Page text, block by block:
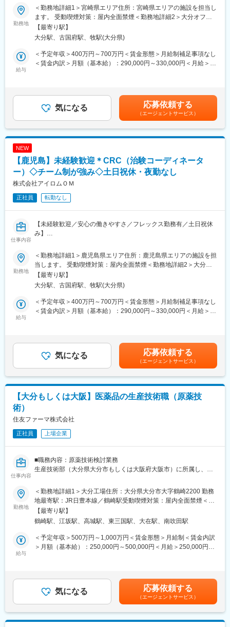
■就業環境：
・土日祝の完全週休2日制、年間休日126日※案件差あり
・再雇用制度：定年(65歳)後も契約社員として70歳まで就業が可
能です。※60代も活躍中
ございます。
士/5000～10000円
・扶養手当：1人5千円（対象年齢など規定あり）
・長期出張・一時帰宅にかかる交通費支給（規定あり）
豊富な知識と経験をもとに最適なソリューションをご提案。状況
に応じて設備の改善や最適化に関するご提案も積極的に行ってい
創業以来、黒字経営を維持し、2025年9月期の売上高は26億1000
万円に達しました。直近3年間で売上高は約3倍に増加していま
■業務詳細／治験コーディネーター（CRCって何？）
新しい薬や治療法が安全で効果的かどうかを確かめるための臨床
試験（治験）をサポートする仕事です。
＜具体的に＞
患者さんが治験に参加する手続きを助けたり、治験中のデータを
収集・管理をします。
に貢献できるやりがいのある仕事です。
※担当する医療機関に常駐しての業務となります。
（2）スケジュール管理力：
治験には決まった検査や診察の予定があるため、患者さんが無理
なく通えるように予定を調整する力が身につきます。
薬の種類や副作用、検査の内容など、医療に関する知識が自然と
（4）パソコンや書類の整理力：
検査の結果を記録したり、書類をまとめたりする仕事もありま
（5）チームで働く力：
治験は医師、看護師、薬剤師など、いろんな職種の人と協力して
進めるので、チームワークの大切さを学べます。
■安心の働きやすさ：
フレックスタイム制も取り入れ、柔軟に働き方をアレンジ可能。
導入研修が80時間あり、手厚いフォロー体制があります。
CRC社内認定制度を採用し、継続研修を充実させることで常に新
す。
■キャリアステップ：
の疾患領域の専門的な経験を積んでいくことも可能です。
また、グループの垣根を超えCRCからSMAやCRAへのキャリアチ
ェンジ、事業の枠をこえ新たなキャリアにチャレンジされている
方もいらっしゃいます。
変更の範囲：会社の定める業務
勤務地
＜勤務地詳細1＞宮崎県エリア住所：宮崎県エリアの施設を担当し
ます。 受動喫煙対策：屋内全面禁煙＜勤務地詳細2＞大分オフィ
ス住所：大分県大分市府内町1-3-25 ブルーステートビル201受動
喫煙対策：屋内全面禁煙変更の範囲：会社の定める事業所
【最寄り駅】
大分駅、古国府駅、牧駅(大分県)
給与
＜予定年収＞400万円～700万円＜賃金形態＞月給制補足事項なし
＜賃金内訳＞月額（基本給）：290,000円～330,000円＜月給＞
る可能性があります。月給(月額)は固定手当を含めた表記です。
気になる 応募依頼する
（エージェントサービス）
NEW
【鹿児島】未経験歓迎＊CRC（治験コーディネータ
ー）◇チーム制が強み◇土日祝休・夜勤なし
株式会社アイロムＯＭ
正社員 転勤なし
仕事内容
【未経験歓迎／安心の働きやすさ／フレックス勤務有／土日祝休
み】
■業務詳細／治験コーディネーター（CRCって何？）
新しい薬や治療法が安全で効果的かどうかを確かめるための臨床
試験（治験）をサポートする仕事です。
＜具体的に＞
患者さんが治験に参加する手続きを助けたり、治験中のデータを
収集・管理をします。
に貢献できるやりがいのある仕事です。
※担当する医療機関に常駐しての業務となります。
患者さんに治験の内容をわかりやすく説明したり、医師や看護師
と連携することで伝える力が身に付きます。
治験には決まった検査や診察の予定があるため、患者さんが無理
なく通えるように予定を調整する力が身につきます。
（3）医療の知識：
薬の種類や副作用、検査の内容など、医療に関する知識が自然と
増えていきます。薬剤師や看護師と話す機会も多いため学ぶこと
も多いです。
（4）パソコンや書類の整理力：
す。パソコンの使い方や、正確に記録する力が身につきます。
（5）チームで働く力：
治験は医師、看護師、薬剤師など、いろんな職種の人と協力して
進めるので、チームワークの大切さを学べます。
【同社で働くメリット】
■安心の働きやすさ：
■充実の研修制度：
導入研修が80時間あり、手厚いフォロー体制があります。
CRC社内認定制度を採用し、継続研修を充実させることで常に新
しい知識を身につけ、スキルアップできる環境を用意していま
勤務地
＜勤務地詳細1＞鹿児島県エリア住所：鹿児島県エリアの施設を担
当します。 受動喫煙対策：屋内全面禁煙＜勤務地詳細2＞大分オ
フィス住所：大分県大分市府内町1-3-25 ブルーステートビル201
受動喫煙対策：屋内全面禁煙変更の範囲：会社の定める事業所
【最寄り駅】
大分駅、古国府駅、牧駅(大分県)
給与
＜予定年収＞400万円～700万円＜賃金形態＞月給制補足事項なし
＜賃金内訳＞月額（基本給）：290,000円～330,000円＜月給＞
る可能性があります。月給(月額)は固定手当を含めた表記です。
気になる 応募依頼する
（エージェントサービス）
【大分もしくは大阪】医薬品の生産技術職（原薬技
術）
住友ファーマ株式会社
正社員 上場企業
仕事内容
■職務内容：原薬技術検討業務
生産技術部（大分県大分市もしくは大阪府大阪市）に所属し、商
に関する技術検討業務を担当していただきます。
生産技術職は医薬品の技術的側面から、商用生産の安全操業、安
心品質、安定供給のいわゆる三つの『安』の堅持を支援する重要
な役割を担います。取り扱う医薬品は一般的な固形製剤を始め、
口腔内崩壊錠、注射剤、液剤、坐剤と多岐にわたり、それらの商
用生産のための幅広いニーズに対応します。
程の合理化や付加価値の創出、衰退期では生産の縮小化と新たな
医薬品への転換など、各ライフステージを見越して「モノづく
り」に携わり、各専門スタッフが技術を駆使して医薬品の三つの
勤務地
＜勤務地詳細1＞大分工場住所：大分県大分市大字鶴崎2200 勤務
地最寄駅：JR日豊本線／鶴崎駅受動喫煙対策：屋内全面禁煙＜勤
務地詳細2＞総合研究所住所：大阪府吹田市江の木町33-94 勤務地
最寄駅：OsakaMetro御堂筋線／江坂駅受動喫煙対策：屋内全面禁
【最寄り駅】
鶴崎駅、江坂駅、高城駅、東三国駅、大在駅、南吹田駅
給与
＜予定年収＞500万円～1,000万円＜賃金形態＞月給制＜賃金内訳
＞月額（基本給）：250,000円～500,000円＜月給＞250,000円～
金額であり、選考を通じて上下する可能性があります。月給(月額)
は固定手当を含めた表記です。
気になる 応募依頼する
（エージェントサービス）